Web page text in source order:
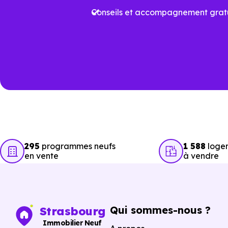
énergétique
Sécurité de l’achat
Conseils et accompagnement
295 programmes neufs
en vente
1 588
à vendre
Strasbourg
Immobilier Neuf
Qui sommes-nous ?